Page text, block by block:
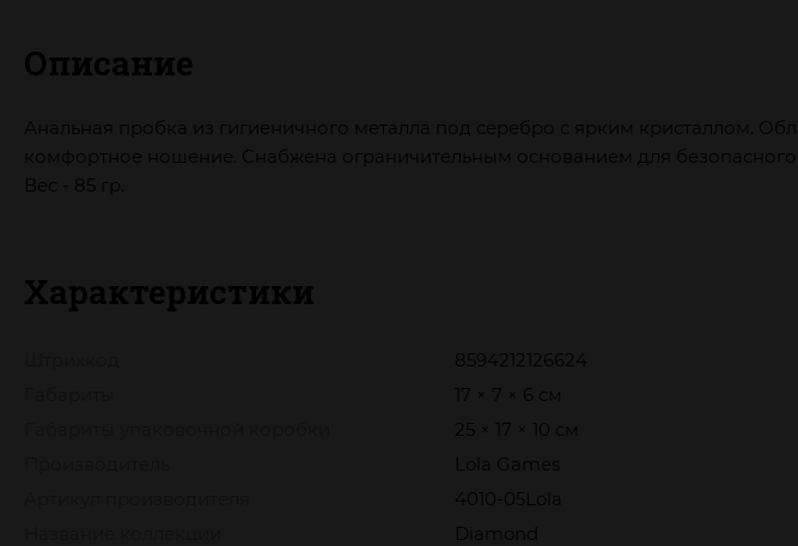
Описание
Анальная пробка из гигиеничного металла под серебро с ярким кристаллом.
комфортное ношение. Снабжена ограничительным основанием для безопасного
Вес - 85 гр.
Характеристики
8594212126624
17 × 7 × 6 см
25 × 17 × 10 см
Lola Games
4010-05Lola
Diamond